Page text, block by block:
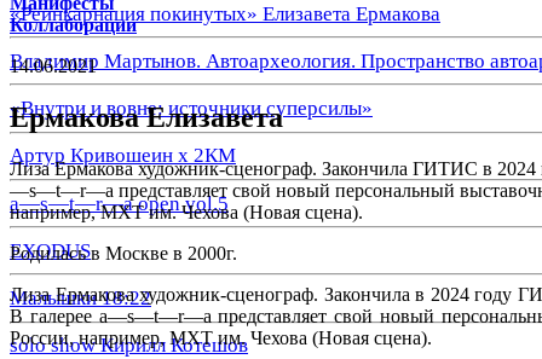
«Реинкарнация покинутых» Елизавета Ермакова
Владимир Мартынов. Автоархеология. Пространство
«Внутри и вовне: источники суперсилы»
Артур Кривошеин х 2КМ
a—s—t—r—a open vol.5
EXODUS
Малышки 18:22
solo show Кирилл Котешов
Коллаборации
14.06.2021
Ермакова Елизавета
Лиза Ермакова художник-сценограф. Закончила ГИТИС в 2024
—s—t—r—a представляет свой новый персональный
например, МХТ им. Чехова (Новая сцена).
Родилась в Москве в 2000г.
Лиза Ермакова художник-сценограф. Закончила в 2024 году
В галерее a—s—t—r—a представляет свой новый
России, например, МХТ им. Чехова (Новая сцена).